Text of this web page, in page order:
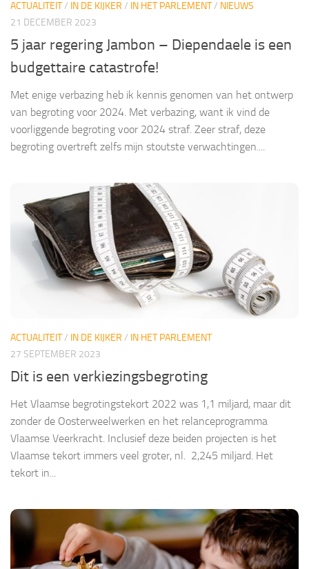
ACTUALITEIT/ IN DE KIJKER / IN HET PARLEMENT/ NIEUWS
21 DECEMBER 2023
5 jaar regering Jambon – Diependaele is een
budgettaire catastrofe!
Met enige verbazing heb ik kennis genomen van het ontwerp
van begroting voor 2024. Met verbazing, want ik vind de
voorliggende begroting voor 2024 straf. Zeer straf, deze
begroting overtreft zelfs mijn stoutste verwachtingen....
ACTUALITEIT/ IN DE KIJKER / IN HET PARLEMENT
27 SEPTEMBER 2023
Dit is een verkiezingsbegroting
Het Vlaamse begrotingstekort 2022 was 1,1 miljard, maar dit
zonder de Oosterweelwerken en het relanceprogramma
Vlaamse Veerkracht. Inclusief deze beiden projecten is het
Vlaamse tekort immers veel groter, nl. 2,245 miljard. Het
tekort in...